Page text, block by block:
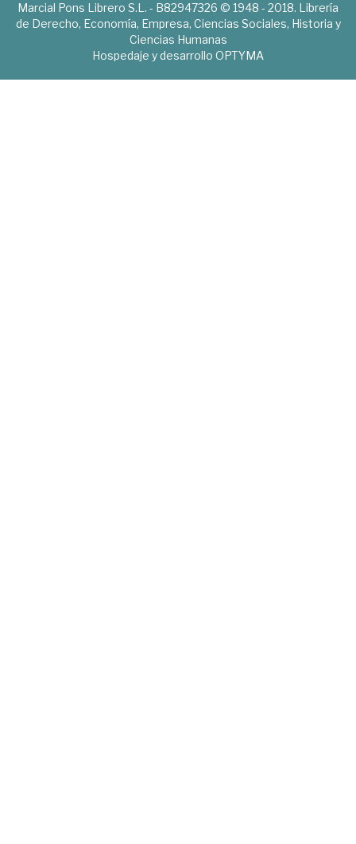
Marcial Pons Librero S.L. - B82947326 © 1948 - 2018. Librería
de Derecho, Economía, Empresa, Ciencias Sociales, Historia y
Ciencias Humanas
Hospedaje y desarrollo OPTYMA